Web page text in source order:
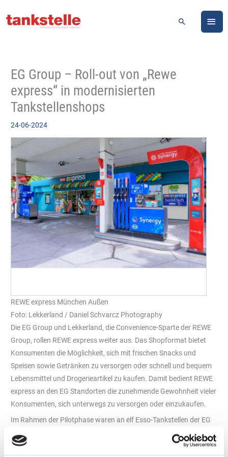
Inhalt
Suchen
EG Group – Roll-out von „Rewe
express“ in modernisierten
Tankstellenshops
24-06-2024
REWE express München Außen
Foto: Lekkerland / Daniel Schvarcz Photography
Die EG Group und Lekkerland, die Convenience-Sparte der REWE
Group, rollen REWE express weiter aus. Das Shopformat bietet
Konsumenten die Möglichkeit, sich mit frischen Snacks und
Speisen sowie Getränken zu versorgen oder schnell und bequem
Lebensmittel und Drogerieartikel zu kaufen. Damit bedient REWE
express an den EG Standorten die zunehmende Gewohnheit vieler
Konsumenten, sich unterwegs zu versorgen oder einzukaufen.
Im Rahmen der Pilotphase waren an elf Esso-Tankstellen der EG
Group REWE express Shops eröffnet worden. Zum Start des Roll-
outs sollen im Juni und Juli sechs weitere Standorte